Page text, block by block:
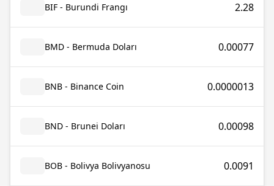
BIF - Burundi Frangı 2.28
BMD - Bermuda Doları 0.00077
BNB - Binance Coin 0.0000013
BND - Brunei Doları 0.00098
BOB - Bolivya Bolivyanosu 0.0091